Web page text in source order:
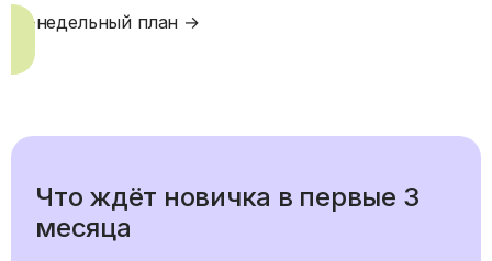
12-недельный план →
Что ждёт новичка в первые 3
месяца